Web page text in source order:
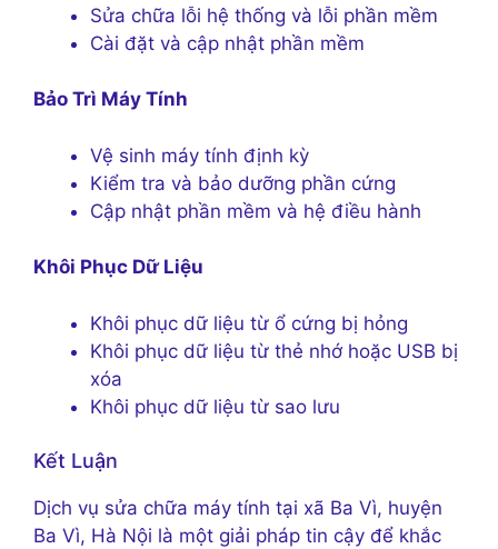
Sửa chữa lỗi hệ thống và lỗi phần mềm
Cài đặt và cập nhật phần mềm
Bảo Trì Máy Tính
Vệ sinh máy tính định kỳ
Kiểm tra và bảo dưỡng phần cứng
Cập nhật phần mềm và hệ điều hành
Khôi Phục Dữ Liệu
Khôi phục dữ liệu từ ổ cứng bị hỏng
Khôi phục dữ liệu từ thẻ nhớ hoặc USB bị
xóa
Khôi phục dữ liệu từ sao lưu
Kết Luận
Dịch vụ sửa chữa máy tính tại xã Ba Vì, huyện
Ba Vì, Hà Nội là một giải pháp tin cậy để khắc